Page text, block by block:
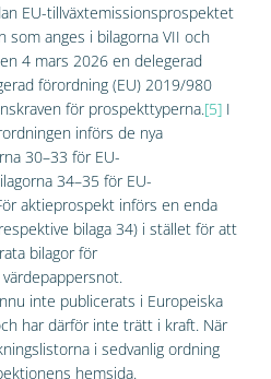
EU-tillväxtemissionsprospektet
anges i bilagorna VII och
4 mars 2026 en delegerad
förordning (EU) 2019/980
för prospekttyperna.[5] I
införs de nya
30–33 för EU-
34–35 för EU-
aktieprospekt införs en enda
bilaga 34) i stället för att
bilagor för
inte publicerats i Europeiska
har därför inte trätt i kraft. När
i sedvanlig ordning
hemsida.